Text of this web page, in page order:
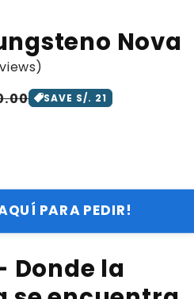
Nova
SAVE S/. 21
PARA PEDIR!
Donde la